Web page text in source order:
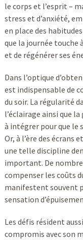
le corps et l’esprit –
stress et d’anxiété,
en place des
que la journée touche
et de régénérer ses
Dans l’optique
est indispensable de
du soir. La régularité
l’éclairage ainsi que
à intégrer pour que
Or, à l’ère des écrans
une telle discipline
important. De
compenser les coûts
manifestent souvent
sensation
Les défis résident
compromis avec son